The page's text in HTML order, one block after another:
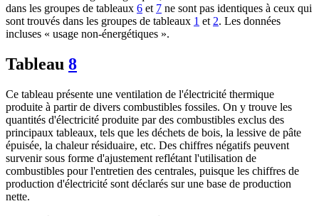
dans les groupes de tableaux 6 et 7 ne sont pas identiques à ceux qui
sont trouvés dans les groupes de tableaux 1 et 2. Les données
incluses « usage non-énergétiques ».
Tableau 8
Ce tableau présente une ventilation de l'électricité thermique
produite à partir de divers combustibles fossiles. On y trouve les
quantités d'électricité produite par des combustibles exclus des
principaux tableaux, tels que les déchets de bois, la lessive de pâte
épuisée, la chaleur résiduaire, etc. Des chiffres négatifs peuvent
survenir sous forme d'ajustement reflétant l'utilisation de
combustibles pour l'entretien des centrales, puisque les chiffres de
production d'électricité sont déclarés sur une base de production
nette.